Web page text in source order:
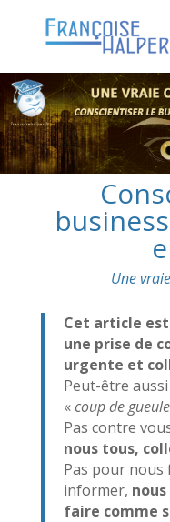
Une
Cet article
une prise de
urgente et
Peut-être
«coup de gueule
Pas contre
nous tous,
Pas pour
informer,
faire comme